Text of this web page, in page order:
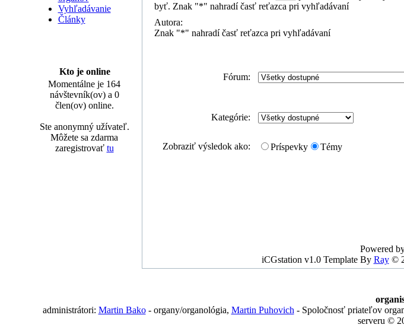
Vyhľadávanie
Články
Kto je online
Momentálne je 164
návštevník(ov) a 0
člen(ov) online.
Ste anonymný užívateľ.
Môžete sa zdarma
zaregistrovať tu
byť. Znak "*" nahradí časť reťazca pri vyhľadávaní
Autora:
Znak "*" nahradí časť reťazca pri vyhľadávaní
Fórum:
Kategórie:
Zobraziť výsledok ako:
Príspevky Témy
Powered
iCGstation v1.0 Template By Ray©
administrátori: Martin Bako- organy/organológia, Martin Puhovich - Spoločnosť priateľov
serveru ©